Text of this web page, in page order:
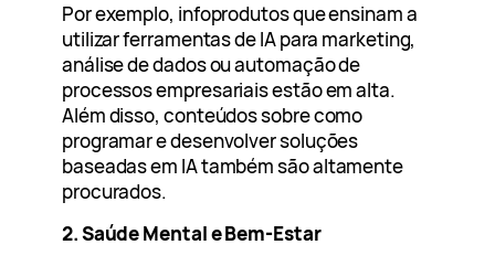
Por exemplo, infoprodutos que ensinam a
utilizar ferramentas de IA para marketing,
análise de dados ou automação de
processos empresariais estão em alta.
Além disso, conteúdos sobre como
programar e desenvolver soluções
baseadas em IA também são altamente
procurados.
2. Saúde Mental e Bem-Estar